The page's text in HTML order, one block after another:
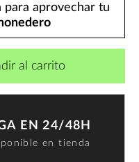
para aprovechar tu
al carrito
EN 24/48H
en tienda